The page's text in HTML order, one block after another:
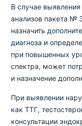
В случае выявления
анализов пакета №
назначить
диагноза и
при повышенных
спектра, может
и назначение
При выявлении
как ТТГ,
консультации